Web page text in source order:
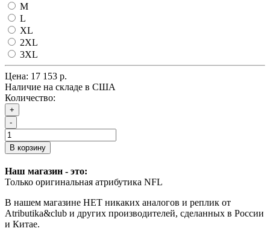
M
L
XL
2XL
3XL
Цена: 17 153 р.
Наличие на складе в США
Количество:
+
-
В корзину
Наш магазин - это:
Только оригинальная атрибутика NFL
В нашем магазине НЕТ никаких аналогов и реплик от
Atributika&club и других производителей, сделанных в России
и Китае.